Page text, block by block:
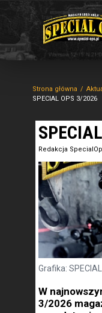
Strona główna
SPECIAL OPS 3/2026
Redakcja
Grafika:
W
3/2026